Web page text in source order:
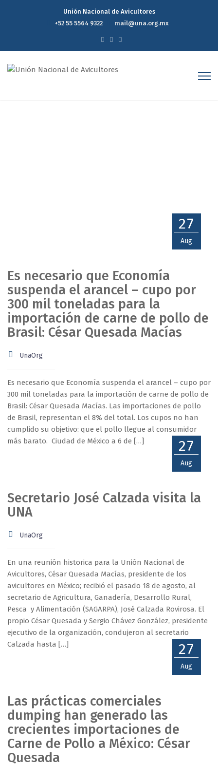
Unión Nacional de Avicultores
+52 55 5564 9322
mail@una.org.mx
27
Aug
Es necesario que Economía
suspenda el arancel – cupo por
300 mil toneladas para la
importación de carne de pollo de
Brasil: César Quesada Macías
UnaOrg
Es necesario que Economía suspenda el arancel – cupo por
300 mil toneladas para la importación de carne de pollo de
Brasil: César Quesada Macías. Las importaciones de pollo
de Brasil, representan el 8% del total. Los cupos no han
cumplido su objetivo: que el pollo llegue al consumidor
más barato. Ciudad de México a 6 de […]
27
Aug
Secretario José Calzada visita la
UNA
UnaOrg
En una reunión historica para la Unión Nacional de
Avicultores, César Quesada Macías, presidente de los
avicultores en México; recibió el pasado 18 de agosto, al
secretario de Agricultura, Ganadería, Desarrollo Rural,
Pesca y Alimentación (SAGARPA), José Calzada Rovirosa. El
propio César Quesada y Sergio Chávez González, presidente
ejecutivo de la organización, condujeron al secretario
Calzada hasta […]
27
Aug
Las prácticas comerciales
dumping han generado las
crecientes importaciones de
Carne de Pollo a México: César
Quesada